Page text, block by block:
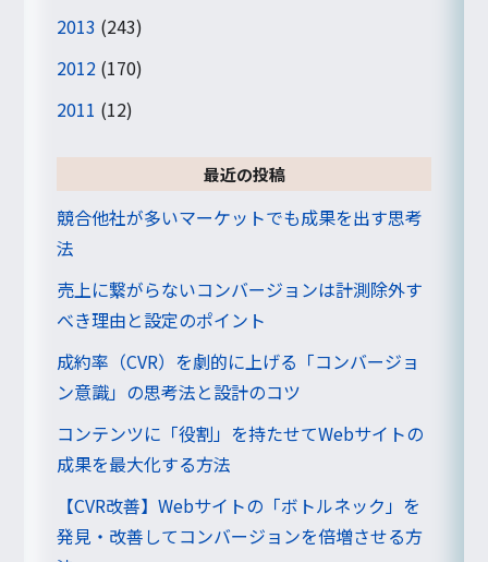
2013 (243)
2012 (170)
2011 (12)
最近の投稿
競合他社が多いマーケットでも成果を出す思考
法
売上に繋がらないコンバージョンは計測除外す
べき理由と設定のポイント
成約率（CVR）を劇的に上げる「コンバージョ
ン意識」の思考法と設計のコツ
コンテンツに「役割」を持たせてWebサイトの
成果を最大化する方法
【CVR改善】Webサイトの「ボトルネック」を
発見・改善してコンバージョンを倍増させる方